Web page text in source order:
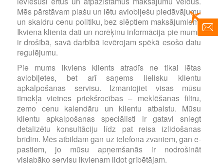
Mēs pārstāvam plašu un lētu aviobiļešu piedāvājumu
un skaidru cenu politiku, bez slēptiem maksājumiem.
Ikviena klienta dati un norēķinu informācija pie mums
ir drošībā, savā darbībā ievērojam spēkā esošo datu
regulējumu.
Pie mums ikviens klients atradīs ne tikai lētas
aviobiļetes, bet arī saņems lielisku klientu
apkalpošanas servisu. Izmantojiet visas mūsu
tīmekļa vietnes priekšrocības – meklēšanas filtru,
zemo cenu kalendāru un klientu atbalstu. Mūsu
klientu apkalpošanas speciālisti ir gatavi sniegt
detalizētu konsultāciju līdz pat reisa izlidošanas
brīdim. Mēs atbildam gan uz telefona zvaniem, gan e-
pastiem, jo mūsu apņemšanās ir nodrošināt
vislabāko servisu ikvienam lidot gribētājam.